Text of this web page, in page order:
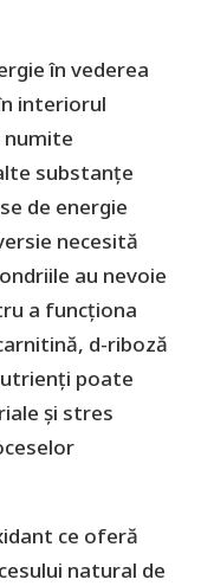
în vederea
interiorul
numite
substanțe
de energie
necesită
au nevoie
a funcționa
d-riboză
poate
și stres
ce oferă
natural de